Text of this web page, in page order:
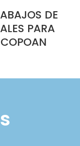
DE
PARA